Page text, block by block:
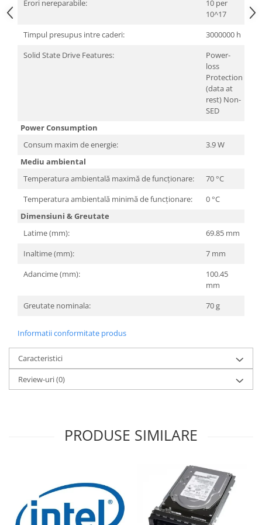
Erori nereparabile:
10 per
10^17
Timpul presupus intre caderi:
3000000 h
Solid State Drive Features:
Power-
loss
Protection
(data at
rest) Non-
SED
Power Consumption
Consum maxim de energie:
3.9 W
Mediu ambiental
Temperatura ambientală maximă de funcționare:
70 °C
Temperatura ambientală minimă de funcționare:
0 °C
Dimensiuni & Greutate
Latime (mm):
69.85 mm
Inaltime (mm):
7 mm
Adancime (mm):
100.45
mm
Greutate nominala:
70 g
Informatii conformitate produs
Caracteristici
Review-uri(0)
PRODUSE SIMILARE